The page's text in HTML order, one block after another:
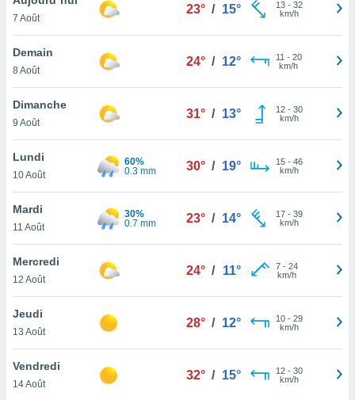
et
»,
au
vous
qu'ils
ou
le
ainsi
un
la
du
en
7 Août
23° / 15° 13- 32
km/h
Demain
8 Août
24° / 12° 11 - 20
km/h
Dimanche
9 Août
31° / 13° 12- 30
km/h
Lundi
10 Août
60%
0.3 mm
30° / 19° 15- 46
km/h
Mardi
11 Août
30%
0.7 mm
23° / 14° 17- 39
km/h
Mercredi
12 Août
24° / 11° 7- 24
km/h
Jeudi
13 Août
28° / 12° 10- 29
km/h
Vendredi
14 Août
32° / 15° 12- 30
km/h